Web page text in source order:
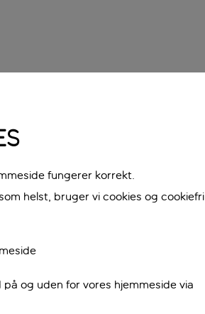
fungerer korrekt.
helst, bruger vi cookies og cookiefri
og uden for vores hjemmeside via